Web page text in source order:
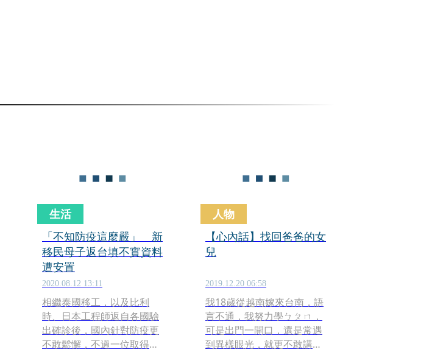
生活
「不知防疫這麼嚴」 新
移民母子返台填不實資料
遭安置
2020.08.12 13:11
相繼泰國移工，以及比利
時、日本工程師返自各國驗
出確診後，國內針對防疫更
不敢鬆懈，不過一位取得台
人物
【心內話】找回爸爸的女
兒
2019.12.20 06:58
我18歲從越南嫁來台南，語
言不通，我努力學ㄅㄆㄇ，
可是出門一開口，還是常遇
到異樣眼光，就更不敢講，